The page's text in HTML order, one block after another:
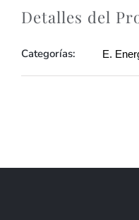
Detalles del
Categorías: E.